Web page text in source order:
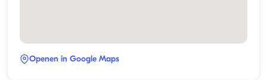
Openen in Google Maps